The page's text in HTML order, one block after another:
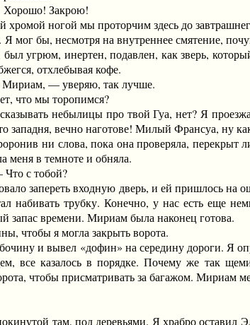
Закрою!
ногой мы проторчим здесь до
бы, несмотря на внутреннее смятение,
угрюм, инертен, подавлен, как зверь,
отхлебывая кофе.
— уверяю, так лучше.
что мы торопимся?
небылицы про твой Гуа, нет? Я
западня, вечно наготове! Милый Франсуа, ну
ни слова, пока она проверяла, перекрыт
в темноте и обняла.
с тобой?
запереть входную дверь, и ей пришлось
набивать трубку. Конечно, у нас есть еще
запас времени. Мириам была наконец готова.
я могла закрыть ворота.
и вывел «дофин» на середину дороги. Я
все казалось в порядке. Почему же так
чтобы присматривать за багажом. Мириам
там, под деревьями. Я храбро оставил